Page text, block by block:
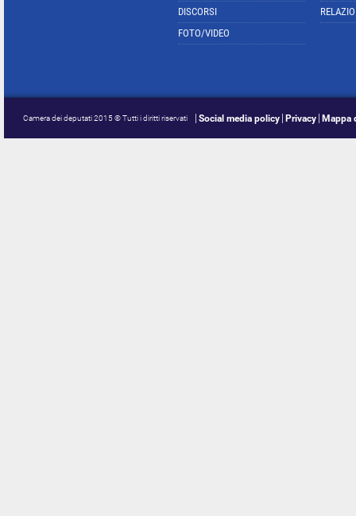
DISCORSI
FOTO/VIDEO
Camera dei deputati 2015 © Tutti i diritti riservati Social media policy Privacy Mappa